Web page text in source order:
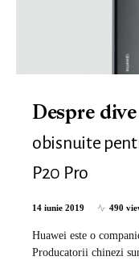
Despre dive
obisnuite
P20 Pro
14 iunie 2019 490
Huawei este o
Producatorii chinezi